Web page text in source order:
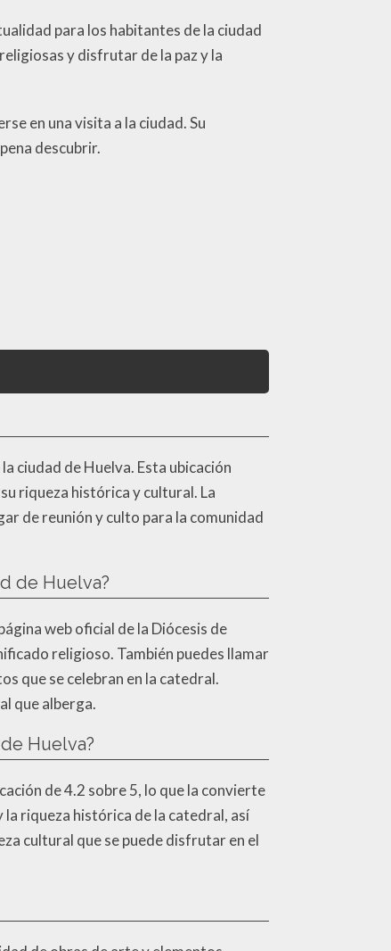
para los habitantes de la ciudad
y disfrutar de la paz y la
en una visita a la ciudad. Su
descubrir.
ciudad de Huelva. Esta ubicación
riqueza histórica y cultural. La
de reunión y culto para la comunidad
de Huelva?
web oficial de la Diócesis de
religioso. También puedes llamar
que se celebran en la catedral.
que alberga.
Huelva?
de 4.2 sobre 5, lo que la convierte
la riqueza histórica de la catedral, así
cultural que se puede disfrutar en el